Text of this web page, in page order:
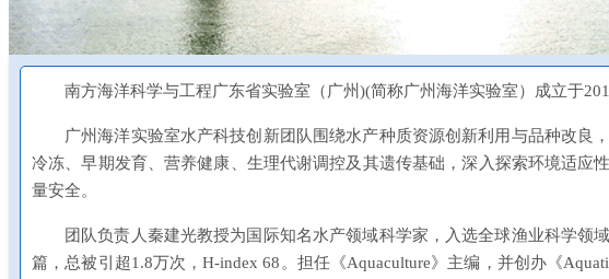
南方海洋科学与工程广东省实验室（广州)(简称广州海洋实验室）成立于
广州海洋实验室水产科技创新团队围绕水产种质资源创新利用与品种改
冷冻、早期发育、营养健康、生理代谢调控及其遗传基础，深入探索环境适
量安全。
团队负责人秦建光教授为国际知名水产领域科学家，入选全球渔业科学领
篇，总被引超1.8万次，H-index 68。担任《Aquaculture》主编，并创办《